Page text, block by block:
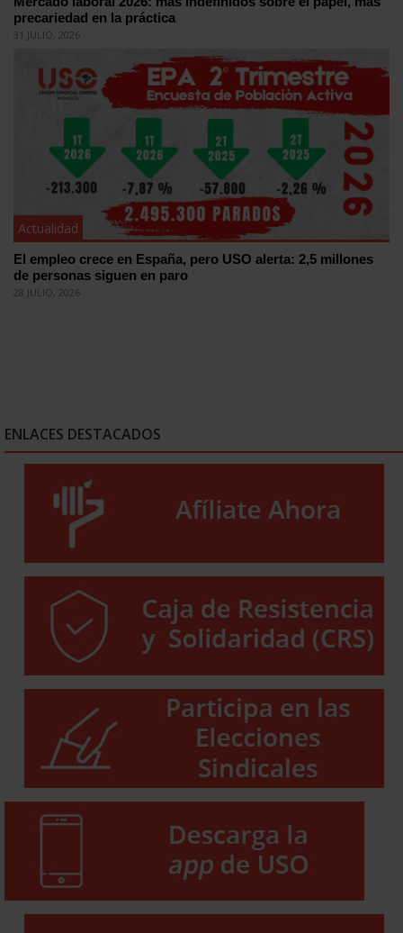
precariedad en la práctica
31 JULIO, 2026
Actualidad
El empleo crece en España, pero USO alerta: 2,5 millones
de personas siguen en paro
28 JULIO, 2026
ENLACES DESTACADOS